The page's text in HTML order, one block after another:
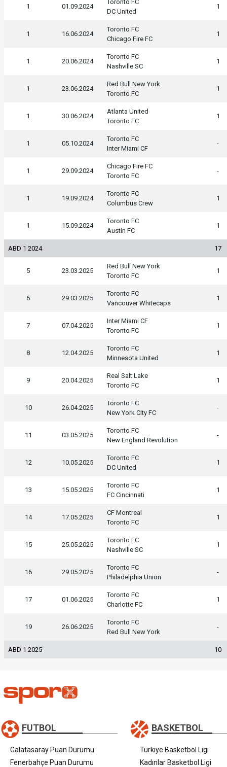
1 01.09.2024
Toronto FC
DC United
1
1 16.06.2024
Toronto FC
Chicago Fire FC
1
1 20.06.2024
Toronto FC
Nashville SC
1
1 23.06.2024
Red Bull New York
Toronto FC
1
1 30.06.2024
Atlanta United
Toronto FC
1
1 05.10.2024
Toronto FC
Inter Miami CF
-
1 29.09.2024
Chicago Fire FC
Toronto FC
-
1 19.09.2024
Toronto FC
Columbus Crew
1
1 15.09.2024
Toronto FC
Austin FC
1
ABD 1 2024 17
5 23.03.2025
Red Bull New York
Toronto FC
1
6 29.03.2025
Toronto FC
Vancouver Whitecaps
1
7 07.04.2025
Inter Miami CF
Toronto FC
1
8 12.04.2025
Toronto FC
Minnesota United
1
9 20.04.2025
Real Salt Lake
Toronto FC
1
10 26.04.2025
Toronto FC
New York City FC
-
11 03.05.2025
Toronto FC
New England Revolution
-
12 10.05.2025
Toronto FC
DC United
1
13 15.05.2025
Toronto FC
FC Cincinnati
1
14 17.05.2025
CF Montreal
Toronto FC
1
15 25.05.2025
Toronto FC
Nashville SC
1
16 29.05.2025
Toronto FC
Philadelphia Union
-
17 01.06.2025
Toronto FC
Charlotte FC
1
19 26.06.2025
Toronto FC
Red Bull New York
-
ABD 1 2025 10
FUTBOL
Galatasaray Puan Durumu
Fenerbahçe Puan Durumu
BASKETBOL
Türkiye Basketbol Ligi
Kadınlar Basketbol Ligi